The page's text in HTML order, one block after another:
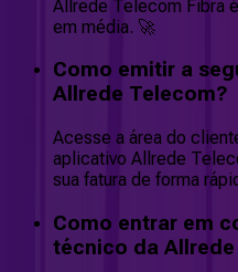
Allrede Telecom Fibra
em média. 🚀
Como emitir a
Allrede Telecom?
Acesse a área do
aplicativo Allrede
sua fatura de forma
Como entrar em
técnico da